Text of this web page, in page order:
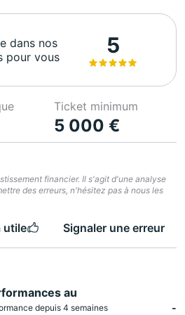
dans nos
pour vous
5
Ticket minimum
5 000 €
financier. Il s'agit d'une analyse
des erreurs, n'hésitez pas à nous les
utile Signaler une erreur
au
depuis 4 semaines -